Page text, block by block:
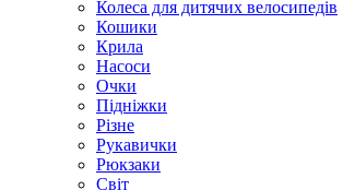
Колеса для дитячих велосипедів
Кошики
Крила
Насоси
Очки
Підніжки
Різне
Рукавички
Рюкзаки
Світ